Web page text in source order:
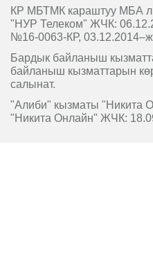
КР МБТМК караштуу МБА
"НУР Телеком" ЖЧК:
№16-0063-КР,
Бардык байланыш
байланыш кызматтарын
салынат.
"Алиби" кызматы "Никита
"Никита Онлайн" ЖЧК: